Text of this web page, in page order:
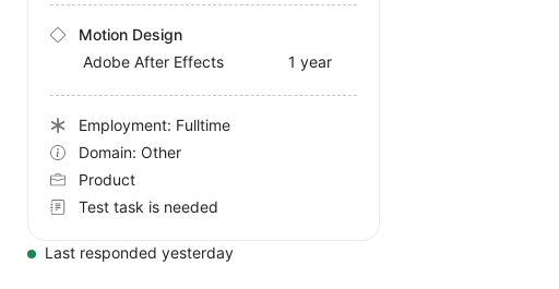
Motion Design
Adobe After Effects
1 year
Employment: Fulltime
Domain: Other
Product
Test task is needed
Last responded yesterday